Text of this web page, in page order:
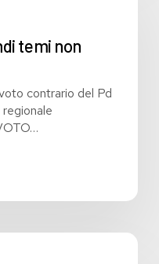
temi non
contrario del Pd